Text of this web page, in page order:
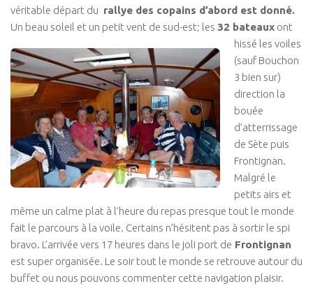
véritable départ du rallye des copains d’abord est donné.
Un beau soleil et un petit vent de sud-est; les 32 bateaux ont
hissé les voiles
(sauf Bouchon
3 bien sur)
direction la
bouée
d’atterrissage
de Sète puis
Frontignan.
Malgré le
petits airs et
même un calme plat à l’heure du repas presque tout le monde
fait le parcours à la voile. Certains n’hésitent pas à sortir le spi
bravo. L’arrivée vers 17 heures dans le joli port de Frontignan
est super organisée. Le soir tout le monde se retrouve autour du
buffet ou nous pouvons commenter cette navigation plaisir.